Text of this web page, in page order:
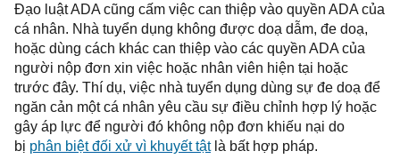
Đạo luật ADA cũng cấm việc can thiệp vào quyền ADA của
cá nhân. Nhà tuyển dụng không được doạ dẫm, đe doạ,
hoặc dùng cách khác can thiệp vào các quyền ADA của
người nộp đơn xin việc hoặc nhân viên hiện tại hoặc
trước đây. Thí dụ, việc nhà tuyển dụng dùng sự đe doạ để
ngăn cản một cá nhân yêu cầu sự điều chỉnh hợp lý hoặc
gây áp lực để người đó không nộp đơn khiếu nại do
bị phân biệt đối xử vì khuyết tậtlà bất hợp pháp.